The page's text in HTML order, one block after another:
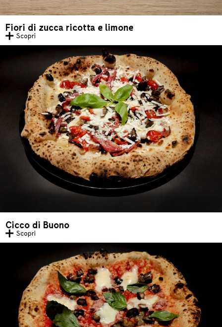
Fiori di zucca ricotta e limone
Scopri
Cicco di Buono
Scopri